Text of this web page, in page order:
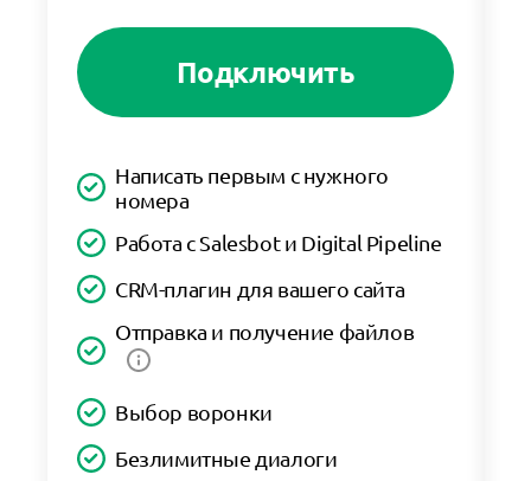
Подключить
Написать первым с нужного
номера
Работа с Salesbot и Digital Pipeline
CRM-плагин для вашего сайта
Отправка и получение файлов
Выбор воронки
Безлимитные диалоги